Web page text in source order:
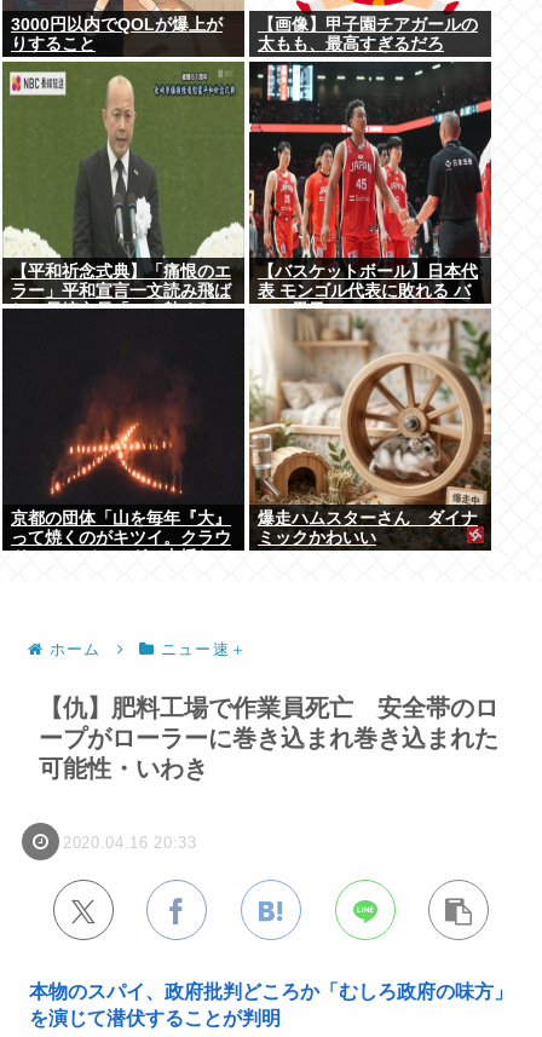
3000円以内でQOLが爆上が
りすること
【画像】甲子園チアガールの
太もも、最高すぎるだろ
www
【平和祈念式典】「痛恨のエ
ラー」平和宣言一文読み飛ば
し…長崎市長「つい熱くなっ
【バスケットボール】日本代
表 モンゴル代表に敗れる バ
スケ男子
京都の団体「山を毎年『大』
って焼くのがキツイ。クラウ
爆走ハムスターさん ダイナ
ミックかわいい
ホーム ニュー速＋
【仇】肥料工場で作業員死亡 安全帯のロ
ープがローラーに巻き込まれ巻き込まれた
可能性・いわき
2020.04.16 20:33
本物のスパイ、政府批判どころか「むしろ政府の味方」
を演じて潜伏することが判明